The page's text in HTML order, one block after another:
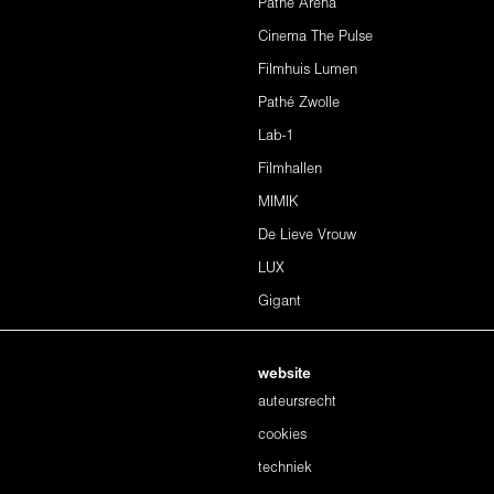
Pathé Arena
Cinema The Pulse
Filmhuis Lumen
Pathé Zwolle
Lab-1
Filmhallen
MIMIK
De Lieve Vrouw
LUX
Gigant
website
auteursrecht
cookies
techniek